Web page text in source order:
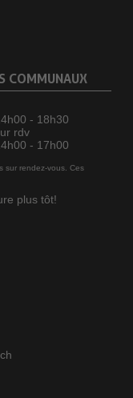
COMMUNAUX
- 18h30
rdv
- 17h00
sur rendez-vous. Ces
plus tôt!